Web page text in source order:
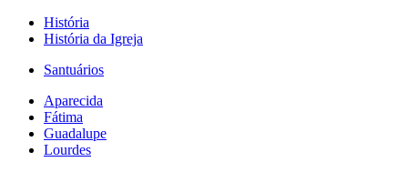
História
História da Igreja
Santuários
Aparecida
Fátima
Guadalupe
Lourdes